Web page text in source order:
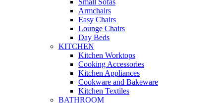
Armchairs
Easy Chairs
Lounge Chairs
Day Beds
KITCHEN
Kitchen Worktops
Cooking Accessories
Kitchen Appliances
Cookware and Bakeware
Kitchen Textiles
BATHROOM